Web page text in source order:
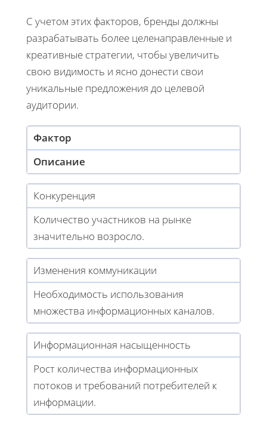
С учетом этих факторов, бренды должны
разрабатывать более целенаправленные и
креативные стратегии, чтобы увеличить
свою видимость и ясно донести свои
уникальные предложения до целевой
аудитории.
Фактор
Описание
Конкуренция
Количество участников на рынке
значительно возросло.
Изменения коммуникации
Необходимость использования
множества информационных каналов.
Информационная насыщенность
Рост количества информационных
потоков и требований потребителей к
информации.